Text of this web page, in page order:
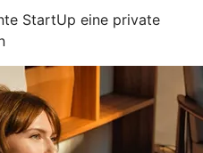
StartUp eine private